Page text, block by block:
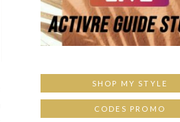
SHOP MY STYLE
CODES PROMO